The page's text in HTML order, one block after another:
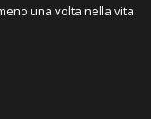
una volta nella vita